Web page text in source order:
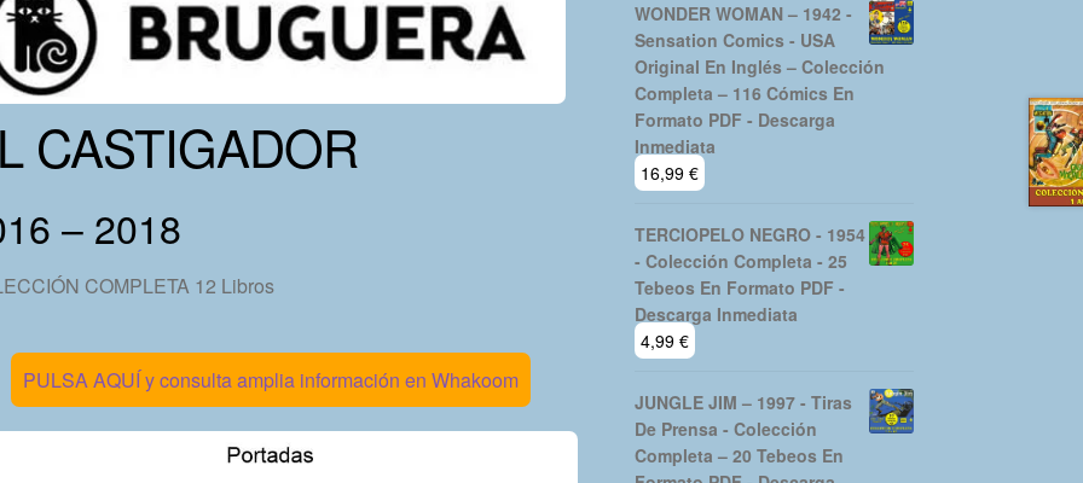
CASTIGADOR
– 2018
COMPLETA 12 Libros
PULSA AQUÍ y consulta amplia información en Whakoom
WONDER WOMAN – 1942 -
Sensation Comics - USA
Original En Inglés – Colección
Completa – 116 Cómics En
Formato PDF - Descarga
Inmediata
16,99 €
TERCIOPELO NEGRO - 1954
- Colección Completa - 25
Tebeos En Formato PDF -
Descarga Inmediata
4,99 €
JUNGLE JIM – 1997 - Tiras
De Prensa - Colección
Completa – 20 Tebeos En